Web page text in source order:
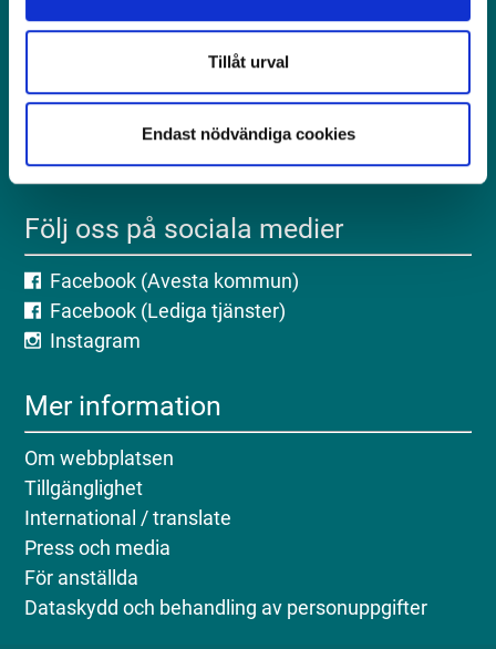
Tillåt urval
Endast nödvändiga cookies
Besöksadress: Kungsgatan 18, Avesta
Telefon: 0226-64 50 00
E-post: servicecenter@avesta.se
Org.nr: 212 000-2262
Följ oss på sociala medier
Facebook (Avesta kommun)
Facebook (Lediga tjänster)
Instagram
Mer information
Om webbplatsen
Tillgänglighet
International / translate
Press och media
För anställda
Dataskydd och behandling av personuppgifter